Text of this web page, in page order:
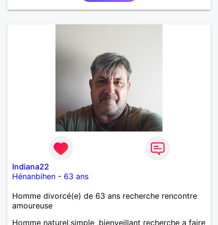
Indiana22
Hénanbihen - 63 ans
Homme divorcé(e) de 63 ans recherche rencontre
amoureuse
Homme naturel,simple ,bienveillant recherche a faire